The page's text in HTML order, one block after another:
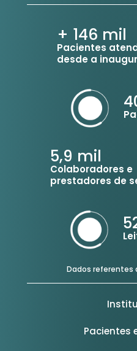
+ 146 mil
Pacientes
desde a
5,9 mil
Colaboradores e
prestadores de
Dados referentes
Pacientes